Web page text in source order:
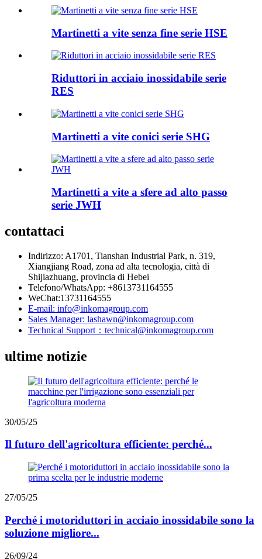
Martinetti a vite senza fine serie HSE
Riduttori in acciaio inossidabile serie
RES
Martinetti a vite conici serie SHG
Martinetti a vite a sfere ad alto passo
serie JWH
contattaci
Indirizzo: A1701, Tianshan Industrial Park, n. 319,
Xiangjiang Road, zona ad alta tecnologia, città di
Shijiazhuang, provincia di Hebei
Telefono/WhatsApp: +8613731164555
WeChat:13731164555
E-mail: info@inkomagroup.com
Sales Manager: lashawn@inkomagroup.com
Technical Support：technical@inkomagroup.com
ultime notizie
30/05/25
Il futuro dell'agricoltura efficiente: perché...
27/05/25
Perché i motoriduttori in acciaio inossidabile sono la
soluzione migliore...
26/09/24